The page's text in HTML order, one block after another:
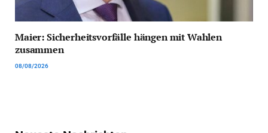
Maier: Sicherheitsvorfälle hängen mit Wahlen
zusammen
08/08/2026